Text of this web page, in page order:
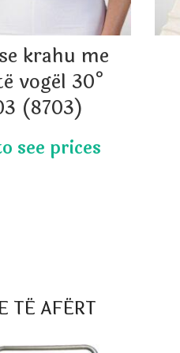
krahu me
vogël 30°
(8703)
TË AFËRT